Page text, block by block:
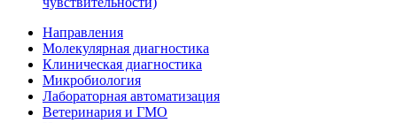
Направления
Молекулярная диагностика
Клиническая диагностика
Микробиология
Лабораторная автоматизация
Ветеринария и ГМО